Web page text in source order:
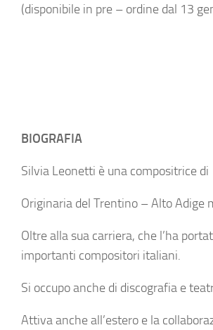
(disponibile in pre – ordine dal 13
BIOGRAFIA
Silvia Leonetti è una compositrice
Originaria del Trentino – Alto Adige
Oltre alla sua carriera, che l’ha
importanti compositori italiani.
Si occupo anche di discografia e
Attiva anche all’estero e la